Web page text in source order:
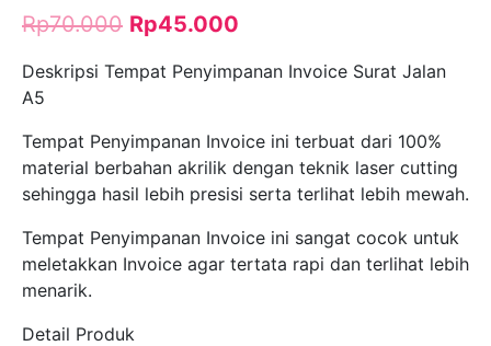
Rp70.000 Rp45.000
Deskripsi Tempat Penyimpanan Invoice Surat Jalan
A5
Tempat Penyimpanan Invoice ini terbuat dari 100%
material berbahan akrilik dengan teknik laser cutting
sehingga hasil lebih presisi serta terlihat lebih mewah.
Tempat Penyimpanan Invoice ini sangat cocok untuk
meletakkan Invoice agar tertata rapi dan terlihat lebih
menarik.
Detail Produk